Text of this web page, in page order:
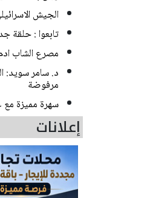
الجيش
تابعوا : حلقة
مصرع الشاب ادم القصاصي
د. سامر سويد:
مرفوضة
سهرة مميزة مع
إعلانات